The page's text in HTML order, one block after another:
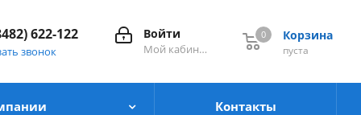
Корзина
0
пуста
0
Войти
Мой кабинет
622-122
звонок
Контакты